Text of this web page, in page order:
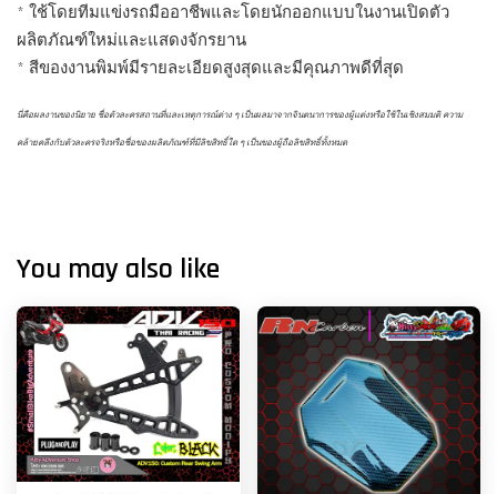
* ใช้โดยทีมแข่งรถมืออาชีพและโดยนักออกแบบในงานเปิดตัว
ผลิตภัณฑ์ใหม่และแสดงจักรยาน
* สีของงานพิมพ์มีรายละเอียดสูงสุดและมีคุณภาพดีที่สุด
นี่คือผลงานของนิยาย ชื่อตัวละครสถานที่และเหตุการณ์ต่าง ๆ เป็นผลมาจากจินตนาการของผู้แต่งหรือใช้ในเชิงสมมติ ความ
คล้ายคลึงกับตัวละครจริงหรือชื่อของผลิตภัณฑ์ที่มีลิขสิทธิ์ใด ๆ เป็นของผู้ถือลิขสิทธิ์ทั้งหมด
You may also like